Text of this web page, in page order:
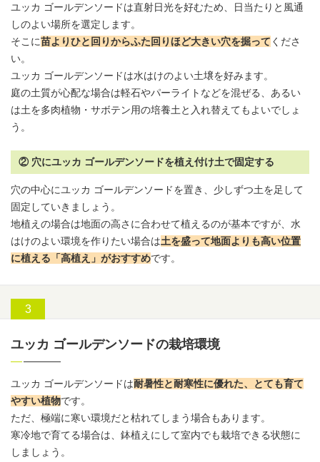
ユッカ ゴールデンソードは直射日光を好むため、日当たりと風通
しのよい場所を選定します。
そこに苗よりひと回りからふた回りほど大きい穴を掘って くださ
い。
ユッカ ゴールデンソードは水はけのよい土壌を好みます。
庭の土質が心配な場合は軽石やパーライトなどを混ぜる、あるい
は土を多肉植物・サボテン用の培養土と入れ替えてもよいでしょ
う。
② 穴にユッカ ゴールデンソードを植え付け土で固定する
穴の中心にユッカ ゴールデンソードを置き、少しずつ土を足して
固定していきましょう。
地植えの場合は地面の高さに合わせて植えるのが基本ですが、水
はけのよい環境を作りたい場合は土を盛って地面よりも高い位置
に植える「高植え」がおすすめです。
ユッカ ゴールデンソードの栽培環境
ユッカ ゴールデンソードは耐暑性と耐寒性に優れた、とても育て
やすい植物です。
ただ、極端に寒い環境だと枯れてしまう場合もあります。
寒冷地で育てる場合は、鉢植えにして室内でも栽培できる状態に
しましょう。